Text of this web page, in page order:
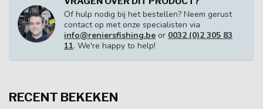
Of hulp nodig bij het bestellen? Neem gerust
contact op met onze specialisten via
info@reniersfishing.be or 0032 (0)2 305 83
11. We're happy to help!
RECENT BEKEKEN